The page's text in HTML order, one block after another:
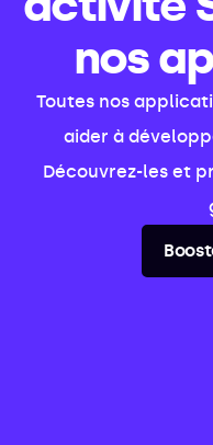
nos
Toutes nos
aider à
Découvrez-les et